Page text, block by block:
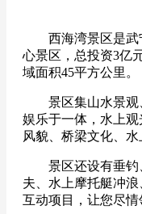
西海湾景区是武
心景区，总投资3亿
域面积45平方公里。
景区集山水景观
娱乐于一体，水上
风貌、桥梁文化、水
景区还设有垂钓
夫、水上摩托艇冲
互动项目，让您尽情